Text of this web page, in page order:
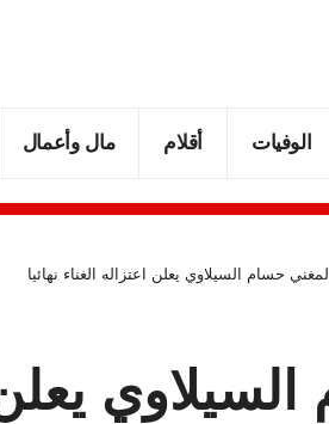
الوفيات أقلام مال وأعمال
المغني حسام السيلاوي يعلن اعتزاله الغناء نهائيا
يعلن